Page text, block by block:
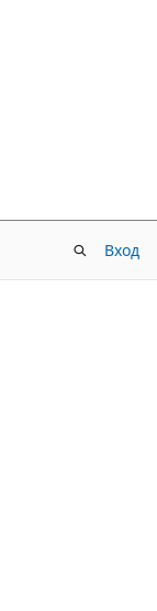
Вход